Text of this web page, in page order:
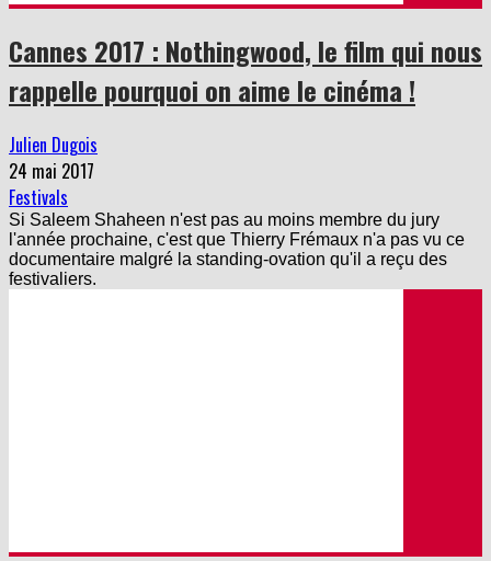
Cannes 2017 : Nothingwood, le film qui nous
rappelle pourquoi on aime le cinéma !
24 mai 2017
Festivals
Si Saleem Shaheen n'est pas au moins membre du jury
l'année prochaine, c'est que Thierry Frémaux n'a pas vu ce
documentaire malgré la standing-ovation qu'il a reçu des
festivaliers.